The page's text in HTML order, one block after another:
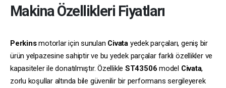
Makina Özellikleri Fiyatları
Perkinsmotorlar için sunulan Civata yedek parçaları, geniş bir
ürün yelpazesine sahiptir ve bu yedek parçalar farklı özellikler ve
kapasiteler ile donatılmıştır. Özellikle ST43506 model Civata,
zorlu koşullar altında bile güvenilir bir performans sergileyerek